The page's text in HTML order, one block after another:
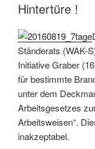
Hintertüre !
Ständerats (WAK-
Initiative Graber
für bestimmte
unter dem
Arbeitsgesetzes
Arbeitsweisen“.
inakzeptabel.